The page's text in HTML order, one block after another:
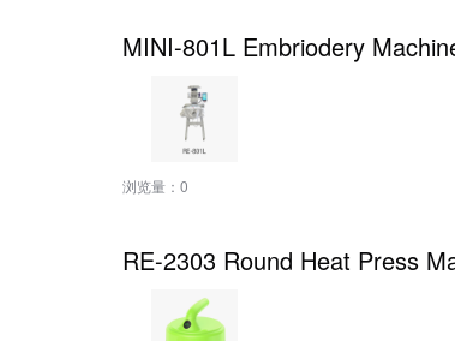
MINI-801L Embriodery
浏览量： 0
RE-2303 Round Heat Press